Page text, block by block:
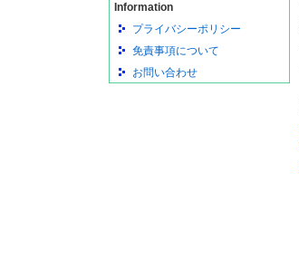
Information
プライバシーポリシー
免責事項について
お問い合わせ